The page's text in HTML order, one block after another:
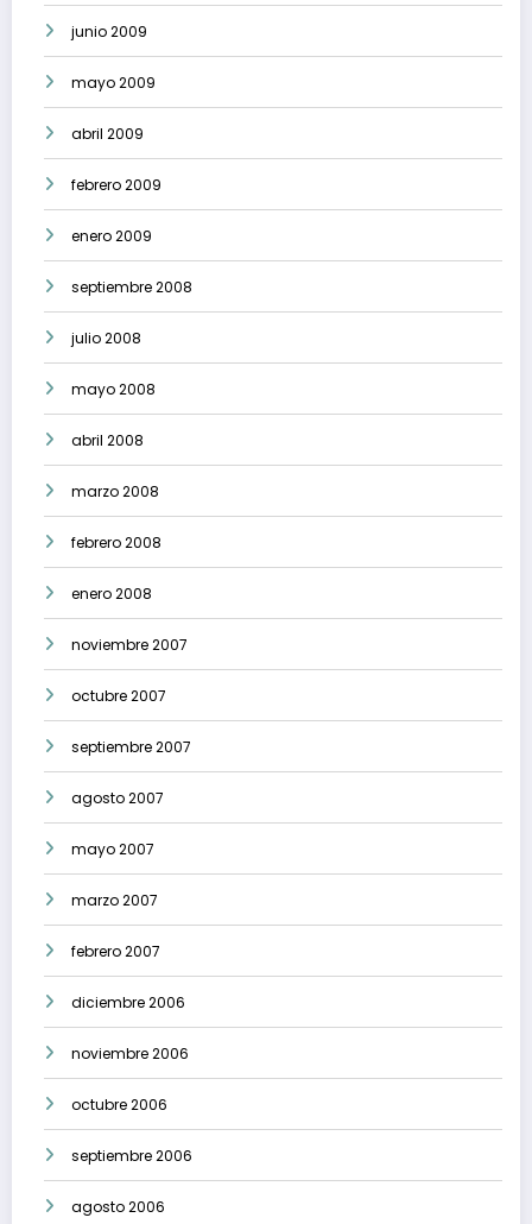
junio 2009
mayo 2009
abril 2009
febrero 2009
enero 2009
septiembre 2008
julio 2008
mayo 2008
abril 2008
marzo 2008
febrero 2008
enero 2008
noviembre 2007
octubre 2007
septiembre 2007
agosto 2007
mayo 2007
marzo 2007
febrero 2007
diciembre 2006
noviembre 2006
octubre 2006
septiembre 2006
agosto 2006